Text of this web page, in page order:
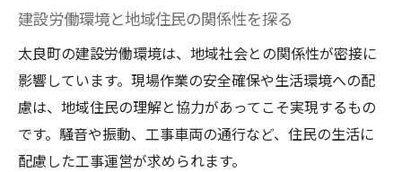
建設労働環境と地域住民の関係性を探る
太良町の建設労働環境は、地域社会との関係性が密接に
影響しています。現場作業の安全確保や生活環境への配
慮は、地域住民の理解と協力があってこそ実現するもの
です。騒音や振動、工事車両の通行など、住民の生活に
配慮した工事運営が求められます。